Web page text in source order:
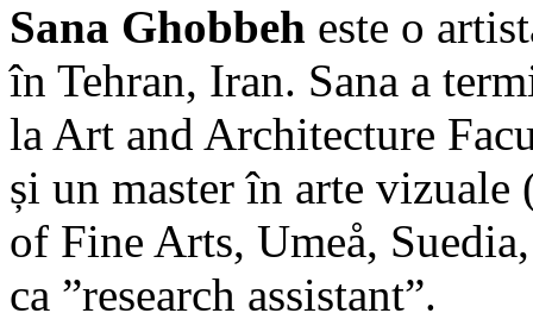
Sana Ghobbeh este o
în Tehran, Iran. Sana a
la Art and Architecture
și un master în arte
of Fine Arts, Umeå,
ca ”research assistant”.